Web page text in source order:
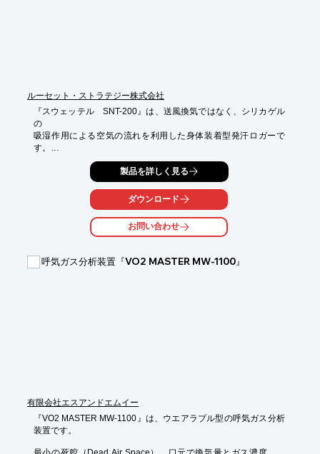
ルーセット・ストラテジー株式会社
『スウェッテル　SNT-200』は、送風換気ではなく、シリカゲル
の
吸湿作用による空気の流れを利用した身体装着型発汗ロガーで
す。
その結果、直径33mmの容器内に最小限の機能を搭載することが
これにより、様々な作業、スポーツ、日常生活場面で、行動・作
阻害することなく発汗状況を⻑時間にわたり記録できます。
■シリカゲルの吸湿作用による空気の流れを利用
製品を詳しく見る
ダウンロード
お問い合わせ
呼気ガス分析装置『VO2 MASTER MW-1100』
有限会社エスアンドエムイー
『VO2 MASTER MW-1100』は、ウエアラブル型の呼気ガス分析
装置です。